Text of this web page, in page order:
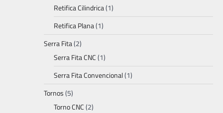
Retifica Cilindrica(1)
Retifica Plana(1)
Serra Fita(2)
Serra Fita CNC(1)
Serra Fita Convencional(1)
Tornos(5)
Torno CNC(2)